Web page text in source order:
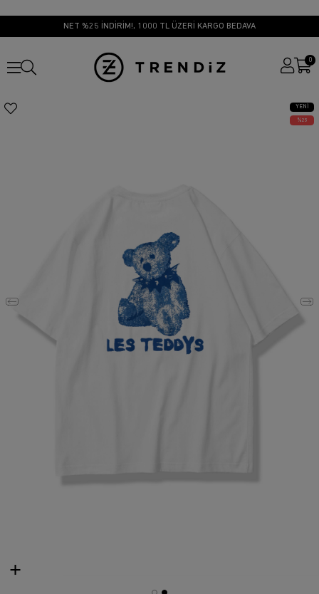
NET %25 İNDİRİM!, 1000 TL ÜZERİ KARGO BEDAVA
0
YENI
ÜRÜN
25